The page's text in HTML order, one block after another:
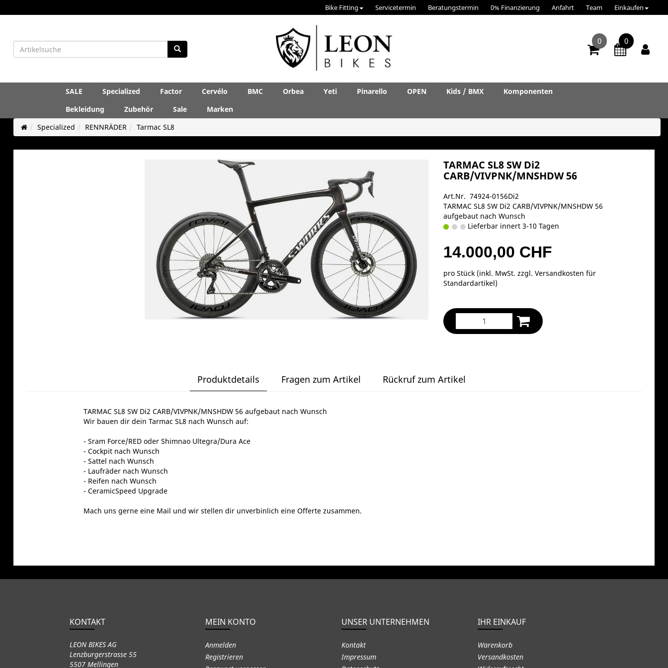
Bike Fitting Servicetermin Beratungstermin 0% Finanzierung Anfahrt Team Einkaufen
0 0
SALE Specialized Factor Cervélo BMC Orbea Yeti Pinarello OPEN Kids / BMX
Komponenten
Bekleidung
Zubehör Sale
Marken
Specialized
RENNRÄDER Tarmac SL8
TARMAC SL8 SW Di2
CARB/VIVPNK/MNSHDW 56
Art.Nr. 74924-0156Di2
TARMAC SL8 SW Di2 CARB/VIVPNK/MNSHDW 56
aufgebaut nach Wunsch
Lieferbar innert 3-10 Tagen
14.000,00 CHF
pro Stück (inkl. MwSt. zzgl.Versandkosten für
Standardartikel)
Produktdetails Fragen zum Artikel Rückruf zum Artikel
TARMAC SL8 SW Di2 CARB/VIVPNK/MNSHDW 56 aufgebaut nach Wunsch
Wir bauen dir dein Tarmac SL8 nach Wunsch auf:
- Sram Force/RED oder Shimnao Ultegra/Dura Ace
- Cockpit nach Wunsch
- Sattel nach Wunsch
- Laufräder nach Wunsch
- Reifen nach Wunsch
- CeramicSpeed Upgrade
Mach uns gerne eine Mail und wir stellen dir unverbinlich eine Offerte zusammen.
KONTAKT
LEON BIKES AG
Lenzburgerstrasse 55
5507 Mellingen
MEIN KONTO
Anmelden
Registrieren
UNSER UNTERNEHMEN
Kontakt
Impressum
IHR EINKAUF
Warenkorb
Versandkosten